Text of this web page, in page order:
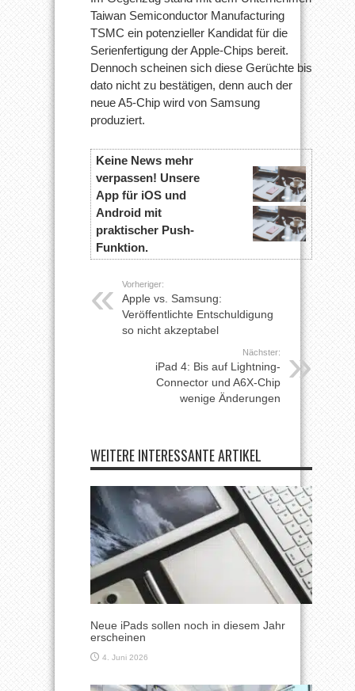
Taiwan Semiconductor Manufacturing
TSMC ein potenzieller Kandidat für die
Serienfertigung der Apple-Chips bereit.
Dennoch scheinen sich diese Gerüchte bis
dato nicht zu bestätigen, denn auch der
neue A5-Chip wird von Samsung
produziert.
Keine News mehr
verpassen! Unsere
App für iOS und
Android mit
praktischer Push-
Funktion.
Vorheriger:
Apple vs. Samsung:
Veröffentlichte Entschuldigung
so nicht akzeptabel
Nächster:
iPad 4: Bis auf Lightning-
Connector und A6X-Chip
wenige Änderungen
WEITERE INTERESSANTE ARTIKEL
Neue iPads sollen noch in diesem Jahr
erscheinen
4. Juni 2026